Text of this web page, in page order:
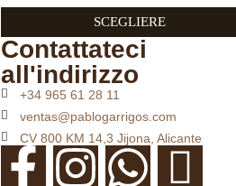
SCEGLIERE
Contattateci
all'indirizzo
+34 965 61 28 11
ventas@pablogarrigos.com
CV 800 KM 14,3 Jijona, Alicante